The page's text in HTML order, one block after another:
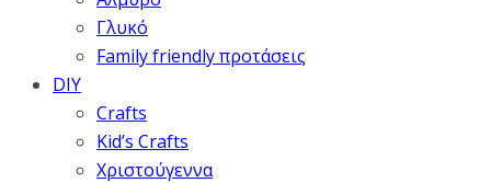
Γλυκό
Family friendly προτάσεις
DIY
Crafts
Kid’s Crafts
Χριστούγεννα